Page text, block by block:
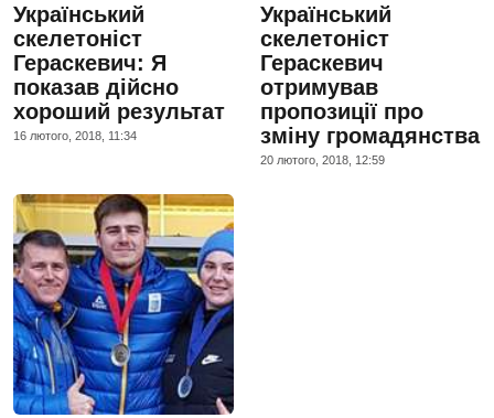
Український
скелетоніст
Гераскевич: Я
показав дійсно
хороший результат
16 лютого, 2018, 11:34
Український
скелетоніст
Гераскевич
отримував
пропозиції про
зміну громадянства
20 лютого, 2018, 12:59